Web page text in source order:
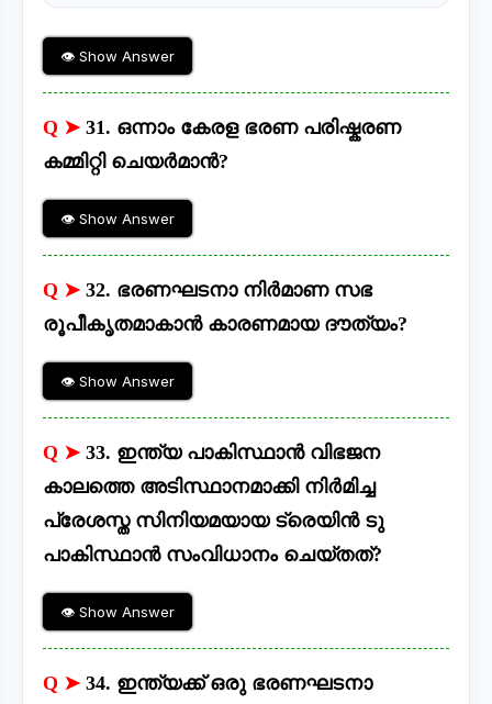
👁 Show Answer
Q ➤ 31. ഒന്നാം കേരള ഭരണ പരിഷ്കരണ
കമ്മിറ്റി ചെയർമാൻ?
👁 Show Answer
Q ➤ 32. ഭരണഘടനാ നിർമാണ സഭ
രൂപീകൃതമാകാൻ കാരണമായ ദൗത്യം?
👁 Show Answer
Q ➤ 33. ഇന്ത്യ പാകിസ്ഥാൻ വിഭജന
കാലത്തെ അടിസ്ഥാനമാക്കി നിർമിച്ച
പ്രേശസ്ത സിനിയമയായ ട്രെയിൻ ടു
പാകിസ്ഥാൻ സംവിധാനം ചെയ്തത്?
👁 Show Answer
Q ➤ 34. ഇന്ത്യക്ക് ഒരു ഭരണഘടനാ